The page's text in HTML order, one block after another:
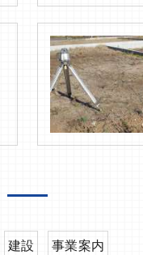
建設 事業案内